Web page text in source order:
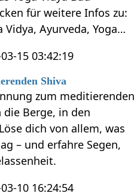
für weitere Infos zu:
Vidya, Ayurveda, Yoga…
15 03:42:19
Shiva
zum meditierenden
die Berge, in den
dich von allem, was
– und erfahre Segen,
10 16:24:54